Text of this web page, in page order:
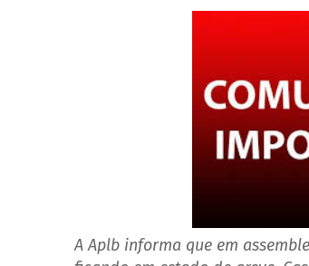
A Aplb informa que em